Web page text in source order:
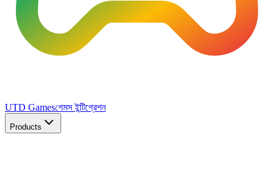
UTD Gamesগেমস ইন্টিগ্রেশন
Products